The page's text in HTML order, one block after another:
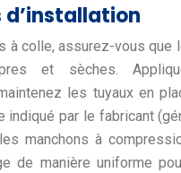
d’installation
à colle, assurez-vous que
et sèches.
les tuyaux en
indiqué par le fabricant
manchons à
de manière uniforme